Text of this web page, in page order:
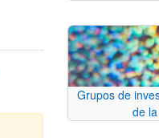
Grupos de
de